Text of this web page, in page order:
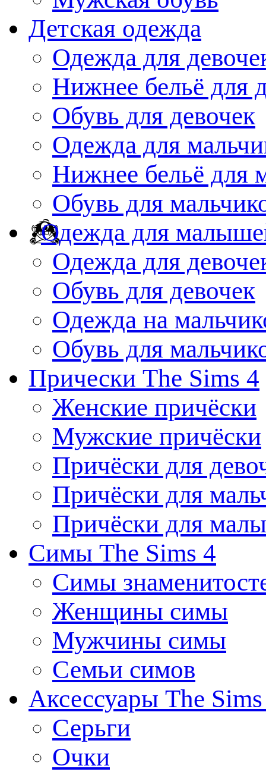
Детская одежда
Одежда для
Нижнее бельё для
Обувь для девочек
Одежда для
Нижнее бельё для
Обувь для
Одежда для
Одежда для
Обувь для девочек
Одежда на
Обувь для
Прически The Sims 4
Женские причёски
Мужские причёски
Причёски для
Причёски для
Причёски для
Симы The Sims 4
Симы
Женщины симы
Мужчины симы
Семьи симов
Аксессуары The
Серьги
Очки